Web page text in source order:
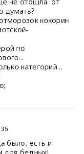
думать?
кокорин
по
категорий...
было, есть и
для бедных!